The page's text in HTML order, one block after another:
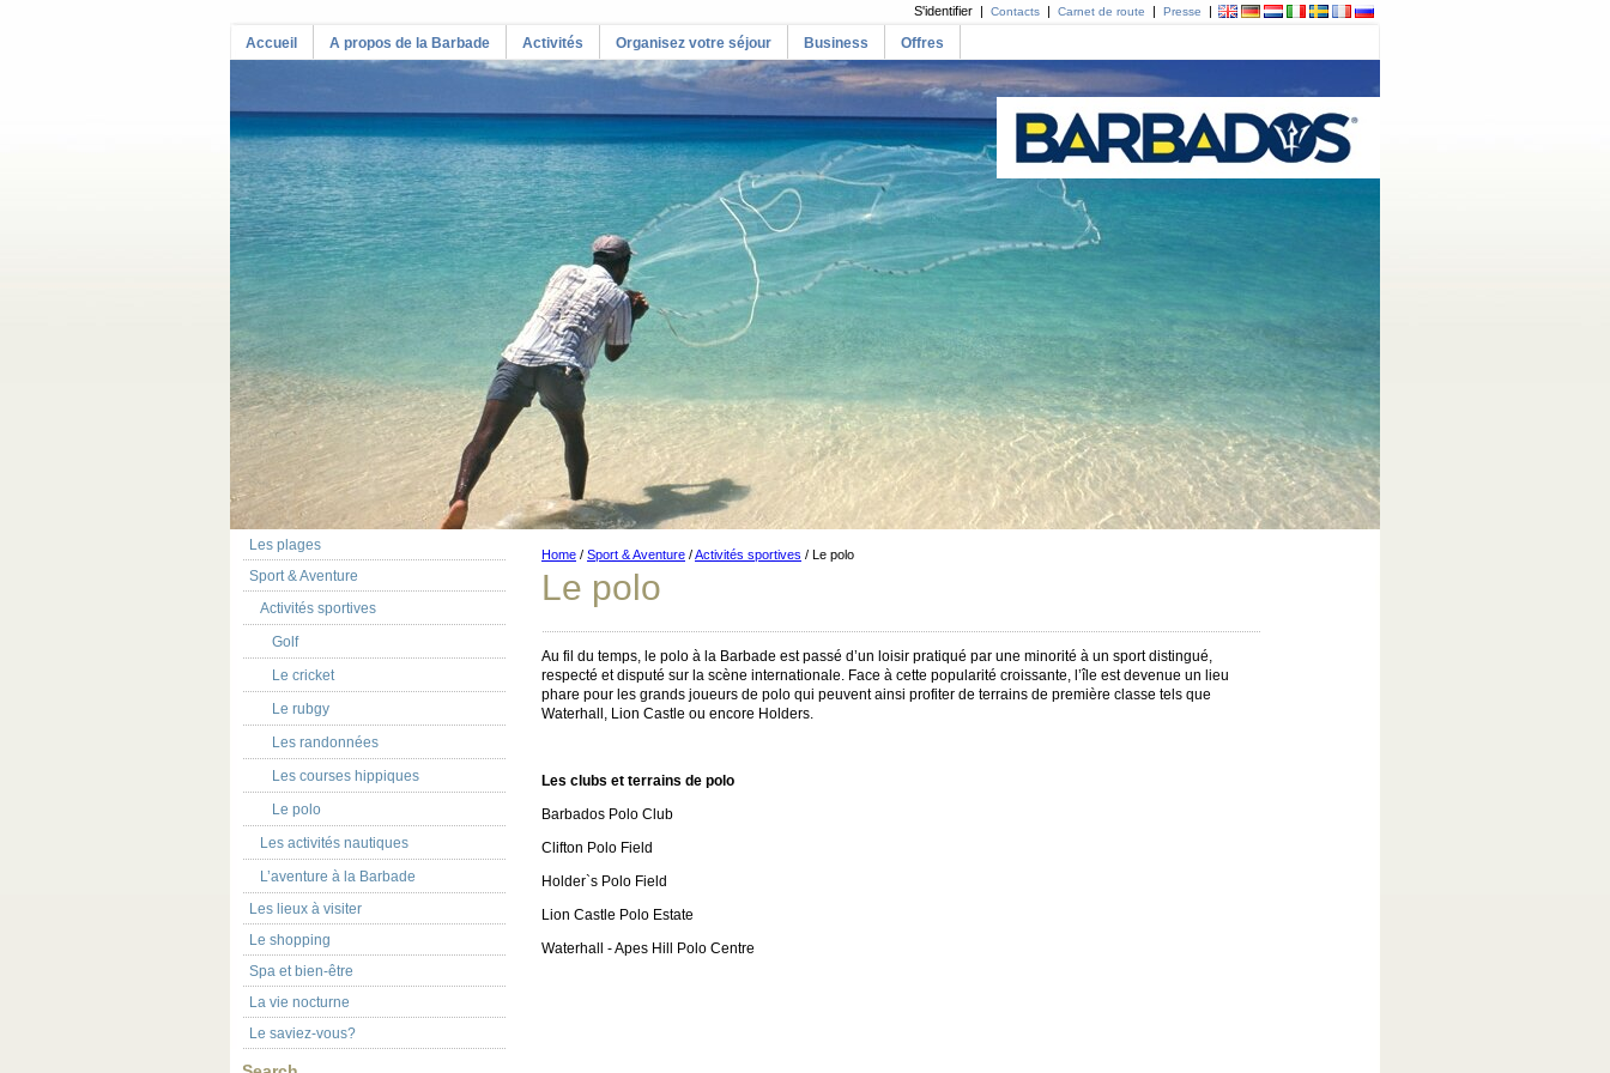
S'identifier | Contacts | Carnet de route | Presse |
Accueil A propos de la Barbade Activités Organisez votre séjour Business Offres
Les plages
Sport & Aventure
Activités sportives
Golf
Le cricket
Le rubgy
Les randonnées
Les courses hippiques
Le polo
Les activités nautiques
L’aventure à la Barbade
Les lieux à visiter
Le shopping
Spa et bien-être
La vie nocturne
Le saviez-vous?
Home / Sport & Aventure /Activités sportives / Le polo
Le polo
Au fil du temps, le polo à la Barbade est passé d’un loisir pratiqué par une minorité à un sport distingué,
respecté et disputé sur la scène internationale. Face à cette popularité croissante, l’île est devenue un lieu
phare pour les grands joueurs de polo qui peuvent ainsi profiter de terrains de première classe tels que
Waterhall, Lion Castle ou encore Holders.
Les clubs et terrains de polo
Barbados Polo Club
Clifton Polo Field
Holder`s Polo Field
Lion Castle Polo Estate
Waterhall - Apes Hill Polo Centre